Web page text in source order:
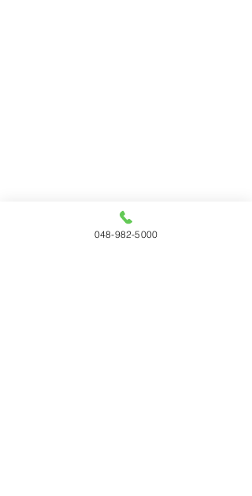
048-982-5000